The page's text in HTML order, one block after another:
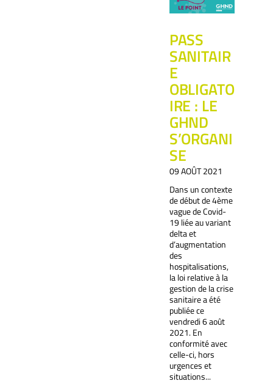
PASS
SANITAIR
E
OBLIGATO
IRE : LE
GHND
S’ORGANI
SE
09 AOÛT 2021
Dans un contexte
de début de 4ème
vague de Covid-
19 liée au variant
delta et
d’augmentation
des
hospitalisations,
la loi relative à la
gestion de la crise
sanitaire a été
publiée ce
vendredi 6 août
2021. En
conformité avec
celle-ci, hors
urgences et
situations...